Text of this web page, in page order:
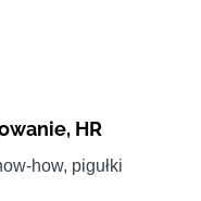
, HR
how, pigułki